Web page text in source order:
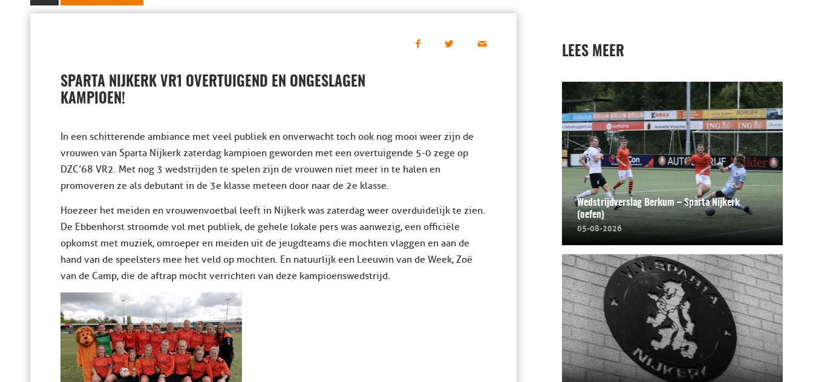
SPARTA NIJKERK VR1 OVERTUIGEND EN ONGESLAGEN
KAMPIOEN!
In een schitterende ambiance met veel publiek en onverwacht toch ook nog mooi weer zijn de
vrouwen van Sparta Nijkerk zaterdag kampioen geworden met een overtuigende 5-0 zege op
DZC’68 VR2. Met nog 3 wedstrijden te spelen zijn de vrouwen niet meer in te halen en
promoveren ze als debutant in de 3e klasse meteen door naar de 2e klasse.
Hoezeer het meiden en vrouwenvoetbal leeft in Nijkerk was zaterdag weer overduidelijk te zien.
De Ebbenhorst stroomde vol met publiek, de gehele lokale pers was aanwezig, een officiële
opkomst met muziek, omroeper en meiden uit de jeugdteams die mochten vlaggen en aan de
hand van de speelsters mee het veld op mochten. En natuurlijk een Leeuwin van de Week, Zoë
van de Camp, die de aftrap mocht verrichten van deze kampioenswedstrijd.
LEES MEER
Wedstrijdverslag Berkum – Sparta Nijkerk
(oefen)
05-08-2026